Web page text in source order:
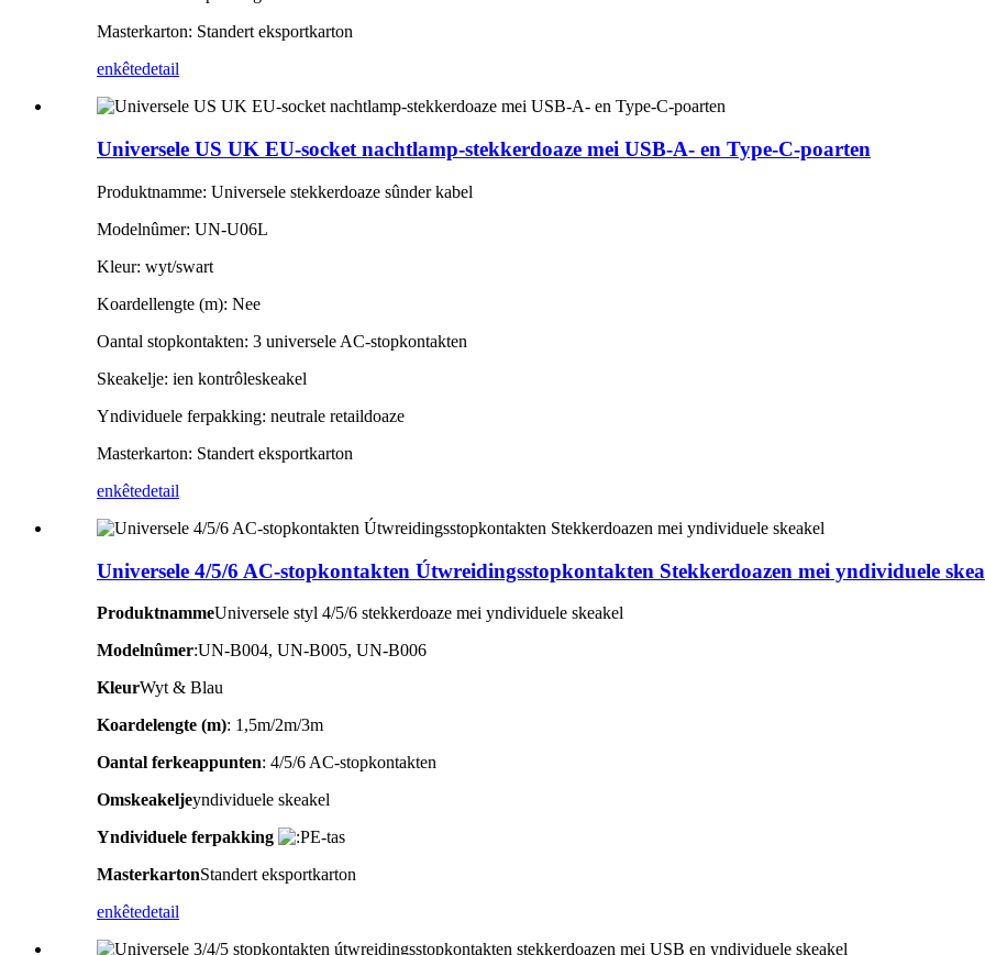
Masterkarton: Standert eksportkarton
enkêtedetail
Universele US UK EU-socket nachtlamp-stekkerdoaze mei USB-A- en Type-C-poarten
Produktnamme: Universele stekkerdoaze sûnder kabel
Modelnûmer: UN-U06L
Kleur: wyt/swart
Koardellengte (m): Nee
Oantal stopkontakten: 3 universele AC-stopkontakten
Skeakelje: ien kontrôleskeakel
Yndividuele ferpakking: neutrale retaildoaze
Masterkarton: Standert eksportkarton
enkêtedetail
Universele 4/5/6 AC-stopkontakten Útwreidingsstopkontakten Stekkerdoazen mei yndividuele
ProduktnammeUniversele styl 4/5/6 stekkerdoaze mei yndividuele skeakel
Modelnûmer:UN-B004, UN-B005, UN-B006
KleurWyt & Blau
Koardelengte (m): 1,5m/2m/3m
Oantal ferkeappunten: 4/5/6 AC-stopkontakten
Omskeakeljeyndividuele skeakel
Yndividuele ferpakking
E-tas
MasterkartonStandert eksportkarton
enkêtedetail